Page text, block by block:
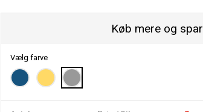
Køb mere og spar
Vælg farve